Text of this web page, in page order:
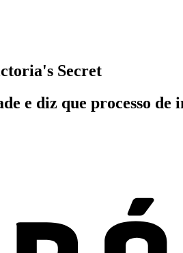
Secret
e diz que processo de